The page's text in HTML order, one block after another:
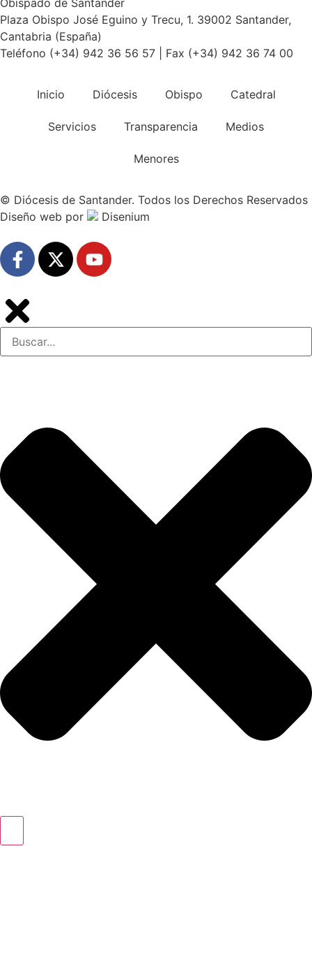
Obispado de Santander
Plaza Obispo José Eguino y Trecu, 1. 39002 Santander,
Cantabria (España)
Teléfono (+34) 942 36 56 57 | Fax (+34) 942 36 74 00
Inicio Diócesis Obispo Catedral
Servicios Transparencia Medios
Menores
© Diócesis de Santander. Todos los Derechos Reservados
Diseño web por Disenium